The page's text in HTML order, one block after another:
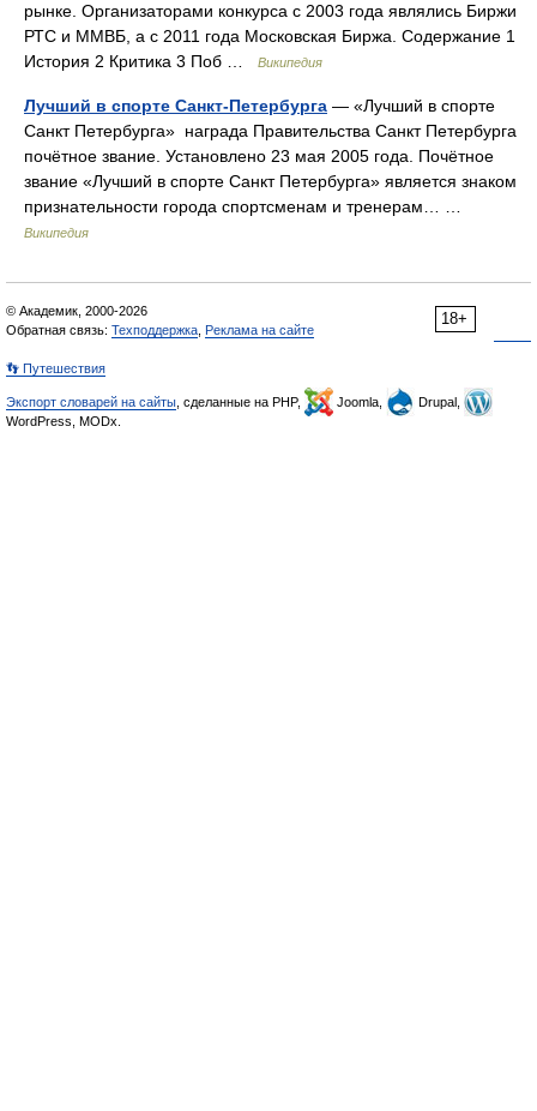
рынке. Организаторами конкурса с 2003 года являлись Биржи
РТС и ММВБ, а с 2011 года Московская Биржа. Содержание 1
История 2 Критика 3 Поб …
Википедия
Лучший в спорте Санкт-Петербурга — «Лучший в спорте
Санкт Петербурга» награда Правительства Санкт Петербурга
почётное звание. Установлено 23 мая 2005 года. Почётное
звание «Лучший в спорте Санкт Петербурга» является знаком
признательности города спортсменам и тренерам… …
Википедия
18+
© Академик, 2000-2026
Обратная связь: Техподдержка Реклама на сайте
👣 Путешествия
Экспорт словарей на сайты , сделанные на PHP, Joomla,
Drupal,
WordPress, MODx.